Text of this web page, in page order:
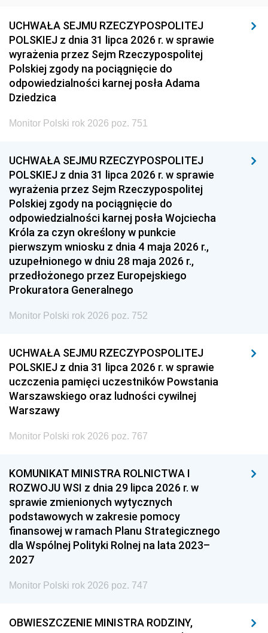
UCHWAŁA SEJMU RZECZYPOSPOLITEJ
POLSKIEJ z dnia 31 lipca 2026 r. w sprawie
wyrażenia przez Sejm Rzeczypospolitej
Polskiej zgody na pociągnięcie do
odpowiedzialności karnej posła Adama
Dziedzica
Monitor Polski rok 2026 poz. 751
UCHWAŁA SEJMU RZECZYPOSPOLITEJ
POLSKIEJ z dnia 31 lipca 2026 r. w sprawie
wyrażenia przez Sejm Rzeczypospolitej
Polskiej zgody na pociągnięcie do
odpowiedzialności karnej posła Wojciecha
Króla za czyn określony w punkcie
pierwszym wniosku z dnia 4 maja 2026 r.,
uzupełnionego w dniu 28 maja 2026 r.,
przedłożonego przez Europejskiego
Prokuratora Generalnego
Monitor Polski rok 2026 poz. 752
UCHWAŁA SEJMU RZECZYPOSPOLITEJ
POLSKIEJ z dnia 31 lipca 2026 r. w sprawie
uczczenia pamięci uczestników Powstania
Warszawskiego oraz ludności cywilnej
Warszawy
Monitor Polski rok 2026 poz. 767
KOMUNIKAT MINISTRA ROLNICTWA I
ROZWOJU WSI z dnia 29 lipca 2026 r. w
sprawie zmienionych wytycznych
podstawowych w zakresie pomocy
finansowej w ramach Planu Strategicznego
dla Wspólnej Polityki Rolnej na lata 2023–
2027
Monitor Polski rok 2026 poz. 747
OBWIESZCZENIE MINISTRA RODZINY,